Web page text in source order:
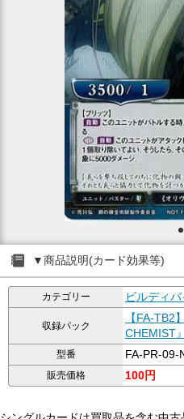
▼商品説明(カード効果等)
カテゴリー ビルディバ
収録パック
【FA-TB2
CHEMIST
型番 FA-PR-09-
販売価格 100円